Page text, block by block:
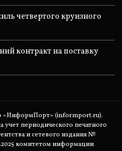
четвертого круизного
контракт на поставку
«ИнформПорт» (informport.ru).
учет периодического печатного
и сетевого издания №
комитетом информации